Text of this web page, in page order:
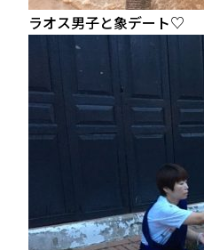
ラオス男子と象デート♡